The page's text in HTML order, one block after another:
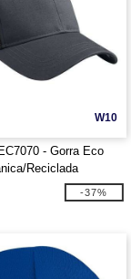
W10
- Gorra Eco
Reciclada
-37%